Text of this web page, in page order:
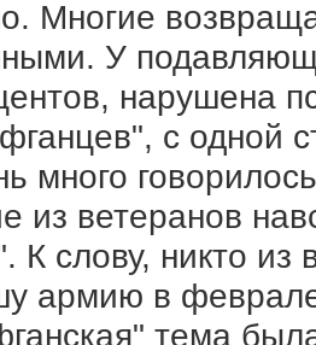
Многие
У
нарушена
с одной
много
из ветеранов
К слову, никто из
армию в
тема